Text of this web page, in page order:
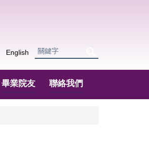
English
畢業院友 聯絡我們